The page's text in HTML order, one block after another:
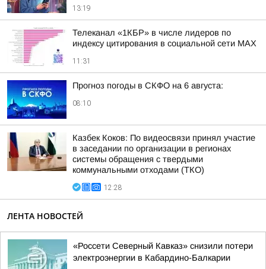
13:19
Телеканал «1КБР» в числе лидеров по
индексу цитирования в социальной сети MAX
11:31
Прогноз погоды в СКФО на 6 августа:
08:10
Казбек Коков: По видеосвязи принял участие
в заседании по организации в регионах
системы обращения с твердыми
коммунальными отходами (ТКО)
12:28
ЛЕНТА НОВОСТЕЙ
«Россети Северный Кавказ» снизили потери
электроэнергии в Кабардино-Балкарии